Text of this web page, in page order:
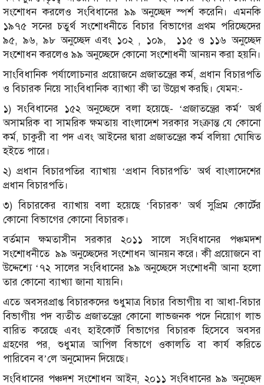
সংশোধন করলেও সংবিধানের ৯৯ অনুচ্ছেদ স্পর্শ করেনি। এমনকি
১৯৭৫ সনের চতুর্থ সংশোধনীতে বিচার বিভাগের প্রথম পরিচ্ছেদের
৯৫, ৯৬, ৯৮ অনুচ্ছেদ এবং ১০২ , ১০৯, ১১৫ ও ১১৬ অনুচ্ছেদ
সংশোধন করলেও ৯৯ অনুচ্ছেদে কোনো সংশোধনী আনয়ন করা হয়নি।
সাংবিধানিক পর্যালোচনার প্রয়োজনে প্রজাতন্ত্রের কর্ম, প্রধান বিচারপতি
ও বিচারক নিয়ে সাংবিধানিক ব্যাখ্যা কী তা উল্লেখ করছি। যেমন:-
১) সংবিধানের ১৫২ অনুচ্ছেদে বলা হয়েছে- ‘প্রজাতন্ত্রের কর্ম’ অর্থ
অসামরিক বা সামরিক ক্ষমতায় বাংলাদেশ সরকার সংক্রান্ত যে কোনো
কর্ম, চাকুরী বা পদ এবং আইনের দ্বারা প্রজাতন্ত্রের কর্ম বলিয়া ঘোষিত
হইতে পারে।
২) প্রধান বিচারপতির ব্যাখায় ‘প্রধান বিচারপতি’ অর্থ বাংলাদেশের
প্রধান বিচারপতি।
৩) বিচারকের ব্যাখায় বলা হয়েছে ‘বিচারক’ অর্থ সুপ্রিম কোর্টের
কোনো বিভাগের কোনো বিচারক।
বর্তমান ক্ষমতাসীন সরকার ২০১১ সালে সংবিধানের পঞ্চমদশ
সংশোধনীতে ৯৯ অনুচ্ছেদের সংশোধন আনয়ন করে। কী প্রয়োজনে বা
উদ্দেশ্যে ‘৭২ সালের সংবিধানের ৯৯ অনুচ্ছেদে সংশোধনী আনা হলো
তার কোনো ব্যাখ্যা জানা যায়নি।
এতে অবসরপ্রাপ্ত বিচারকদের শুধুমাত্র বিচার বিভাগীয় বা আধা-বিচার
বিভাগীয় পদ ব্যতীত প্রজাতন্ত্রের কোনো লাভজনক পদে নিয়োগ লাভ
বারিত করেছে এবং হাইকোর্ট বিভাগের বিচারক হিসেবে অবসর
গ্রহণের পর, শুধুমাত্র আপিল বিভাগে ওকালতি বা কার্য করিতে
পারিবেন ব’লে অনুমোদন দিয়েছে।
সংবিধানের পঞ্চদশ সংশোধন আইন, ২০১১ সংবিধানের ৯৯ অনুচ্ছেদ